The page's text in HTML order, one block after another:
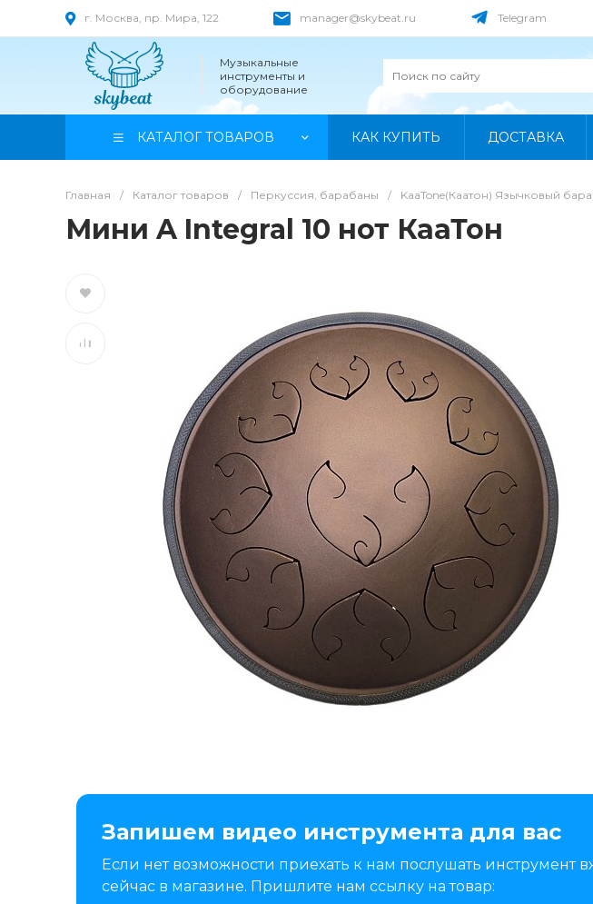
г. Москва, пр. Мира, 122 manager@skybeat.ru Telegram
Музыкальные
инструменты и
оборудование
КАТАЛОГ ТОВАРОВ КАК КУПИТЬ ДОСТАВКА
Главная / Каталог товаров / Перкуссия, барабаны / KaaTone(Каатон) Язычковый
Мини A Integral 10 нот КааТон
Запишем видео инструмента для вас
Если нет возможности приехать к нам послушать
сейчас в магазине. Пришлите нам ссылку на товар: